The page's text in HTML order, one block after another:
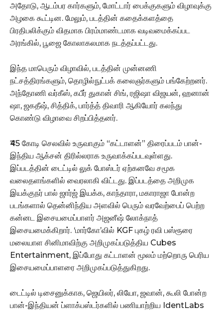
அதோடு, ஆடம்பர கார்களும், மோட்டார் பைக்குகளும் விழாவுக்கு
அழகை கூட்டின. மேலும், படத்தின் கதைக்களத்தை
பிரதிபலிக்கும் விதமாக பிரம்மாண்டமாக வடிவமைக்கப்பட
அரங்கில், பூஜை கோலாகலமாக நடத்தப்பட்டது.
இந்த மாபெரும் விழாவில், படத்தின் முன்னணி
நட்சத்திரங்களும், தொழில்நுட்பக் கலைஞர்களும் பங்கேற்றனர்.
அந்தோணி வர்கீஸ், கபீர் துகான் சிங், ரஜிஷா விஜயன், ஹனான்
ஷா, ஜகதீஷ், சித்திக், பார்த்த் திவாரி ஆகியோர் கலந்து
கொண்டு விழாவை சிறப்பித்தனர்.
₹45 கோடி செலவில் உருவாகும் “கட்டாளன்” திரைப்படம் பான்-
இந்திய ஆக்சன் திரில்லராக உருவாக்கப்படவுள்ளது.
இப்படத்தின் டைட்டில் லுக் போஸ்டர் ஏற்கனவே சமூக
வலைதளங்களில் வைரலாகி விட்டது. இப்படத்தை அறிமுக
இயக்குநர் பால் ஜார்ஜ் இயக்க, காந்தாரா, மகாராஜா போன்ற
படங்களால் தென்னிந்திய அளவில் பெரும் வரவேற்பைப் பெற்ற
கன்னட இசையமைப்பாளர் அஜனீஷ் லோக்நாத்
இசையமைக்கிறார். ‘மார்கோ’வில் KGF புகழ் ரவி பஸ்ரூரை
மலையாள சினிமாவிற்கு அறிமுகப்படுத்திய Cubes
Entertainment, இப்போது கட்டாளன் மூலம் மற்றொரு பெரிய
இசையமைப்பாளரை அறிமுகப்படுத்துகிறது.
டைட்டில் டிசைனுக்காக, ஜெயிலர், லியோ, ஜவான், கூலி போன்ற
பான்-இந்தியன் ப்ளாக்பஸ்டர்களில் பணியாற்றிய IdentLabs